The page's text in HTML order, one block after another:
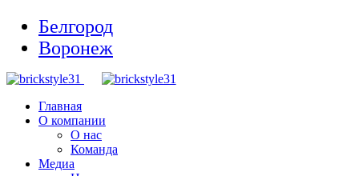
Белгород
Воронеж
Главная
О компании
О нас
Команда
Медиа